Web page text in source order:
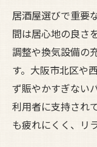
居酒屋選びで重要
間は居心地の良さ
調整や換気設備の
す。大阪市北区や
ず賑やかすぎない
利用者に支持され
も疲れにくく、リ